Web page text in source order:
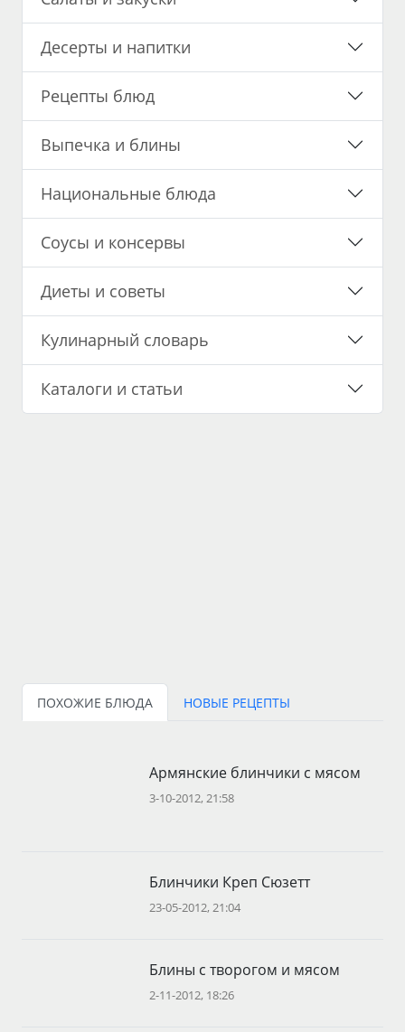
Десерты и напитки
Рецепты блюд
Выпечка и блины
Национальные блюда
Соусы и консервы
Диеты и советы
Кулинарный словарь
Каталоги и статьи
ПОХОЖИЕ БЛЮДА НОВЫЕ РЕЦЕПТЫ
Армянские блинчики с мясом
3-10-2012, 21:58
Блинчики Креп Сюзетт
23-05-2012, 21:04
Блины с творогом и мясом
2-11-2012, 18:26